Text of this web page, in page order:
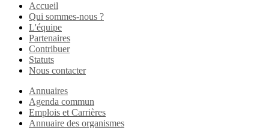
Accueil
Qui sommes-nous ?
L'équipe
Partenaires
Contribuer
Statuts
Nous contacter
Annuaires
Agenda commun
Emplois et Carrières
Annuaire des organismes